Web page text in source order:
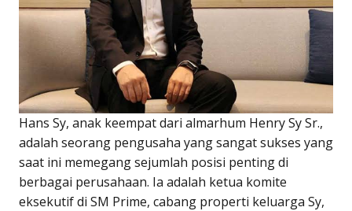
Hans Sy, anak keempat dari almarhum Henry Sy Sr.,
adalah seorang pengusaha yang sangat sukses yang
saat ini memegang sejumlah posisi penting di
berbagai perusahaan. Ia adalah ketua komite
eksekutif di SM Prime, cabang properti keluarga Sy,